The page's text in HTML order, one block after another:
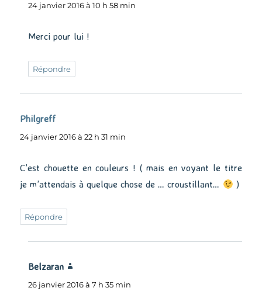
24 janvier 2016 à 10 h 58 min
Merci pour lui !
Répondre
Philgreff
24 janvier 2016 à 22 h 31 min
C’est chouette en couleurs ! ( mais en voyant le titre
je m’attendais à quelque chose de … croustillant…
)
Répondre
Belzaran
26 janvier 2016 à 7 h 35 min